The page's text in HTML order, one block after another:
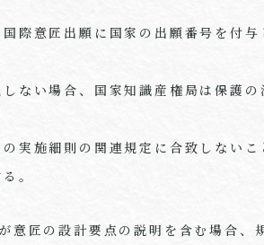
際意匠出願に国家の出願番号を付与
ない場合、国家知識産権局は保護の
実施細則の関連規定に合致しないこ
。
意匠の設計要点の説明を含む場合、